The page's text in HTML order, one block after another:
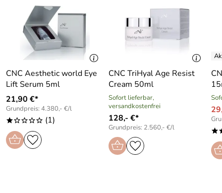
CNC Aesthetic world Eye
Lift Serum 5ml
21,90 €*
Grundpreis: 4.380,- €/l
*oooo (1)
CNC TriHyal Age Resist
Cream 50ml
Sofort lieferbar,
versandkostenfrei
128,- €*
Grundpreis: 2.560,- €/l